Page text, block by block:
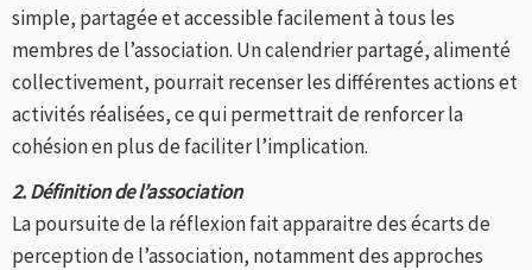
simple, partagée et accessible facilement à tous les
membres de l’association. Un calendrier partagé, alimenté
collectivement, pourrait recenser les différentes actions et
activités réalisées, ce qui permettrait de renforcer la
cohésion en plus de faciliter l’implication.
2. Définition de l’association
La poursuite de la réflexion fait apparaitre des écarts de
perception de l’association, notamment des approches